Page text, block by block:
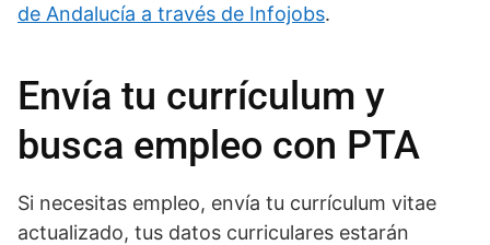
de Andalucía a través de Infojobs.
Envía tu currículum y
busca empleo con PTA
Si necesitas empleo, envía tu currículum vitae
actualizado, tus datos curriculares estarán